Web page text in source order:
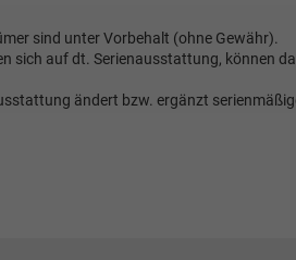
sind unter Vorbehalt (ohne Gewähr).
sich auf dt. Serienausstattung, können
ändert bzw. ergänzt